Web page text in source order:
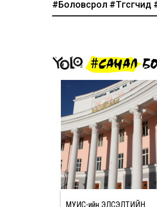
#Боловсрол #Төгсөгчид
#САНАЛ
МУИС-ийн ЭЛСЭЛТИЙН